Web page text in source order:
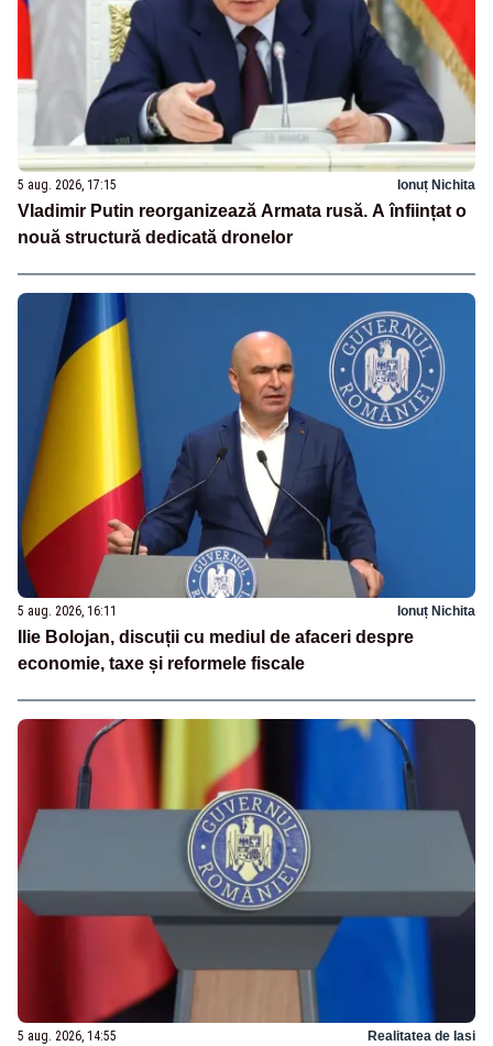
5 aug. 2026, 17:15 Ionuț Nichita
Vladimir Putin reorganizează Armata rusă. A înființat o
nouă structură dedicată dronelor
5 aug. 2026, 16:11 Ionuț Nichita
Ilie Bolojan, discuții cu mediul de afaceri despre
economie, taxe și reformele fiscale
5 aug. 2026, 14:55 Realitatea de Iasi